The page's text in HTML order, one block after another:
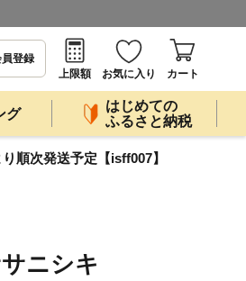
登録
上限額
お気に入り カート
グ
はじめての
ふるさと納税
順次発送予定【isff007】
ニシキ